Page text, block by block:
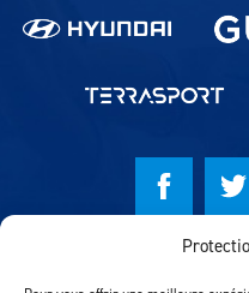
© Lausanne